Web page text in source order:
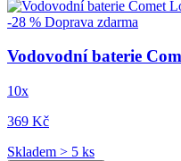
-28 % Doprava zdarma
Vodovodní baterie
10x
369 Kč
Skladem > 5 ks